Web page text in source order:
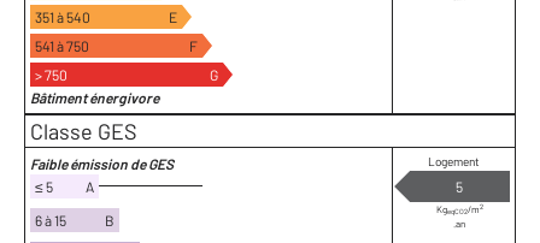
351 à 540
E
541 à 750
F
> 750
G
Bâtiment énergivore
Classe GES
Faible émission de GES
≤ 5
A
6 à 15
B
Logement
5
KgeqCO2/m2
.an